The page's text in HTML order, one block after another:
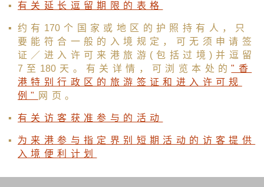
有关延长逗留期限的表格
约有 170个国家或地区的护照持有人，只
要能符合一般的入境规定，可无须申请签
证／进入许可来港旅游(包括过境)并逗留
7至 180天。有关详情，可浏览本处的"香
港特别行政区的旅游签证和进入许可规
例"
网页。
有关访客获准参与的活动
为来港参与指定界别短期活动的访客提供
入境便利计划